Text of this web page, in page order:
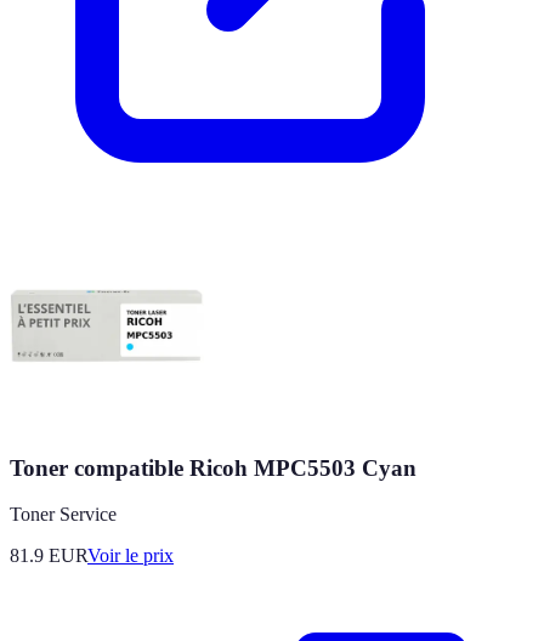
Toner compatible Ricoh MPC5503 Cyan
Toner Service
81.9 EURVoir le prix